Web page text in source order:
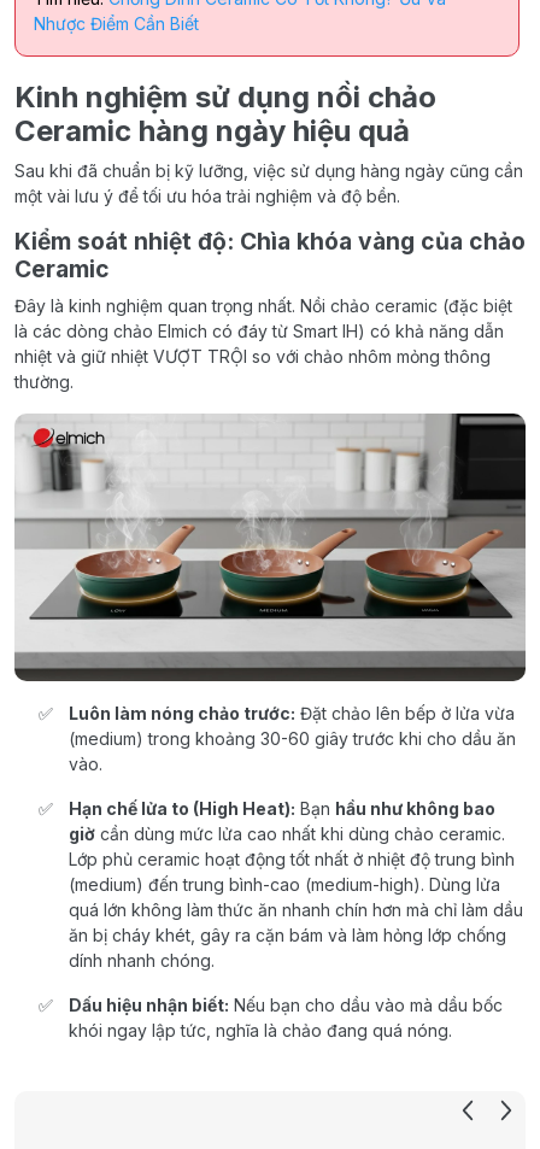
Nhược Điểm Cần Biết
Kinh nghiệm sử dụng nồi chảo
Ceramic hàng ngày hiệu quả
Sau khi đã chuẩn bị kỹ lưỡng, việc sử dụng hàng ngày cũng cần
một vài lưu ý để tối ưu hóa trải nghiệm và độ bền.
Kiểm soát nhiệt độ: Chìa khóa vàng của chảo
Ceramic
Đây là kinh nghiệm quan trọng nhất. Nồi chảo ceramic (đặc biệt
là các dòng chảo Elmich có đáy từ Smart IH) có khả năng dẫn
nhiệt và giữ nhiệt VƯỢT TRỘI so với chảo nhôm mỏng thông
thường.
Luôn làm nóng chảo trước: Đặt chảo lên bếp ở lửa vừa
(medium) trong khoảng 30-60 giây trước khi cho dầu ăn
vào.
Hạn chế lửa to (High Heat): Bạn hầu như không bao
giờ cần dùng mức lửa cao nhất khi dùng chảo ceramic.
Lớp phủ ceramic hoạt động tốt nhất ở nhiệt độ trung bình
(medium) đến trung bình-cao (medium-high). Dùng lửa
quá lớn không làm thức ăn nhanh chín hơn mà chỉ làm dầu
ăn bị cháy khét, gây ra cặn bám và làm hỏng lớp chống
dính nhanh chóng.
Dấu hiệu nhận biết: Nếu bạn cho dầu vào mà dầu bốc
khói ngay lập tức, nghĩa là chảo đang quá nóng.